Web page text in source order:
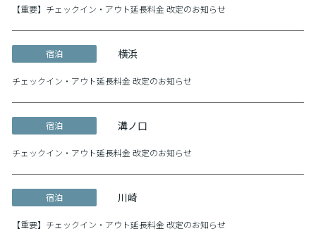
【重要】チェックイン・アウト延長料金 改定のお知らせ
宿泊 横浜
チェックイン・アウト延長料金 改定のお知らせ
宿泊 溝ノ口
チェックイン・アウト延長料金 改定のお知らせ
宿泊 川崎
【重要】チェックイン・アウト延長料金 改定のお知らせ